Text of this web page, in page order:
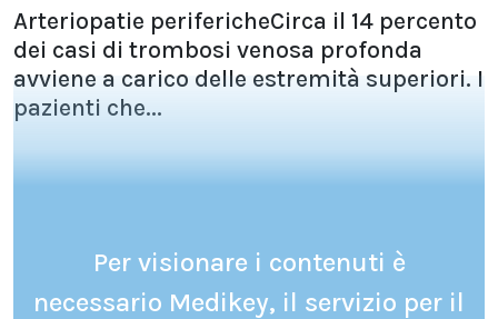
Arteriopatie perifericheCirca il 14 percento
dei casi di trombosi venosa profonda
avviene a carico delle estremità superiori. I
pazienti che...
Per visionare i contenuti è
necessario Medikey, il servizio per il